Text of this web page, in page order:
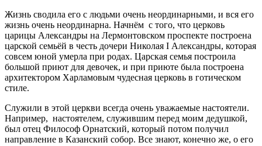
Жизнь сводила его с людьми очень неординарными, и вся его
жизнь очень неординарна. Начнём с того, что церковь
царицы Александры на Лермонтовском проспекте построена
царской семьёй в честь дочери Николая I Александры, которая
совсем юной умерла при родах. Царская семья построила
большой приют для девочек, и при приюте была построена
архитектором Харламовым чудесная церковь в готическом
стиле.
Служили в этой церкви всегда очень уважаемые настоятели.
Например, настоятелем, служившим перед моим дедушкой,
был отец Философ Орнатский, который потом получил
направление в Казанский собор. Все знают, конечно же, о его